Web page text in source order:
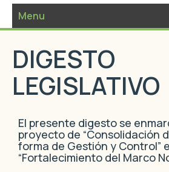
Menu
DIGESTO
LEGISLATIVO
El presente digesto se
proyecto de “Consolidación
forma de Gestión y Control”
“Fortalecimiento del Marco